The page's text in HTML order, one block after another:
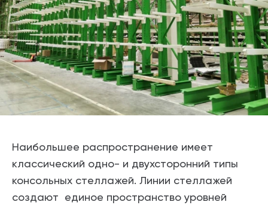
Наибольшее распространение имеет
классический одно- и двухсторонний типы
консольных стеллажей. Линии стеллажей
создают единое пространство уровней